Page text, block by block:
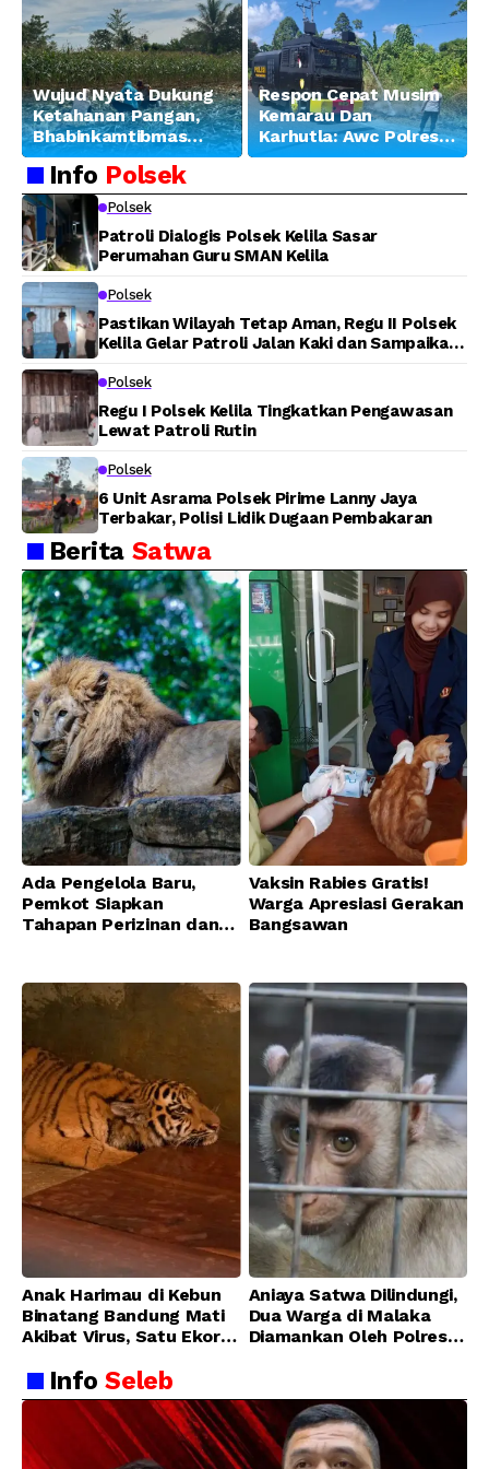
Wujud Nyata Dukung
Ketahanan Pangan,
Bhabinkamtibmas
Banjar Ausoy Turun
Langsung Bantu
Warga Panen Jagung
Respon Cepat Musim
Kemarau Dan
Karhutla: Awc Polres
Teluk Bintuni
Lahan di Jalan Poros
Info Polsek
Polsek
Patroli Dialogis Polsek Kelila Sasar
Perumahan Guru SMAN Kelila
Polsek
Pastikan Wilayah Tetap Aman, Regu II Polsek
Kelila Gelar Patroli Jalan Kaki dan Sampaikan
Polsek
Regu I Polsek Kelila Tingkatkan Pengawasan
Lewat Patroli Rutin
Polsek
6 Unit Asrama Polsek Pirime Lanny Jaya
Terbakar, Polisi Lidik Dugaan Pembakaran
Berita Satwa
Ada Pengelola Baru,
Pemkot Siapkan
Tahapan Perizinan dan
Vaksin Rabies Gratis!
Warga Apresiasi Gerakan
Bangsawan
Anak Harimau di Kebun
Binatang Bandung Mati
Akibat Virus, Satu Ekor
Membaik
Aniaya Satwa Dilindungi,
Dua Warga di Malaka
Diamankan Oleh Polres
InfoSeleb